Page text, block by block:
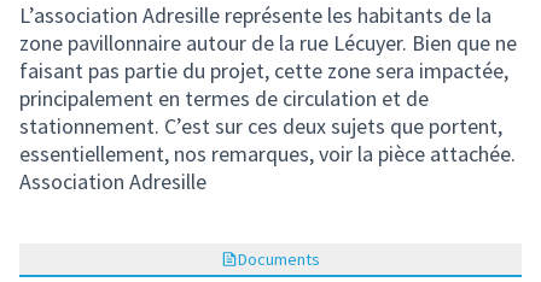
L’association Adresille représente les habitants de la
zone pavillonnaire autour de la rue Lécuyer. Bien que ne
faisant pas partie du projet, cette zone sera impactée,
principalement en termes de circulation et de
stationnement. C’est sur ces deux sujets que portent,
essentiellement, nos remarques, voir la pièce attachée.
Association Adresille
Documents